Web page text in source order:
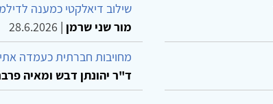
שילוב דיאלקטי כמענה
מור שני שרמן |
28.6.2026
מחויבות חברתית כעמדה
ד"ר יהונתן דבש ומאיה